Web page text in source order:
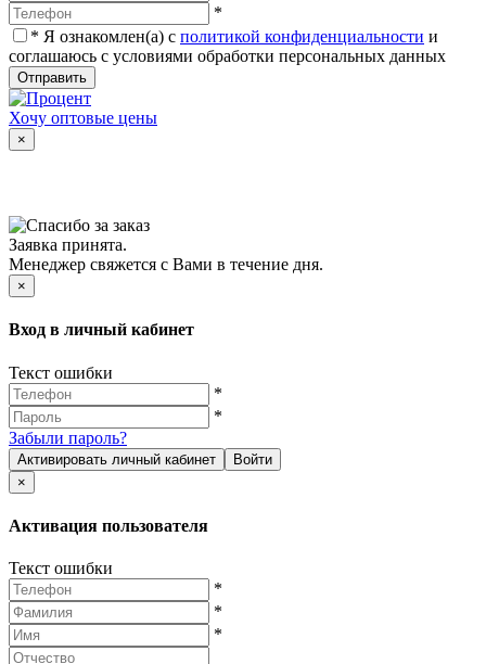
*
* Я ознакомлен(а) с политикой конфиденциальности и
соглашаюсь с условиями обработки персональных данных
Отправить
Хочу оптовые цены
×
Заявка принята.
Менеджер свяжется с Вами в течение дня.
×
Вход в личный кабинет
Текст ошибки
*
*
Забыли пароль?
Активировать личный кабинет
Войти
×
Активация пользователя
Текст ошибки
*
*
*